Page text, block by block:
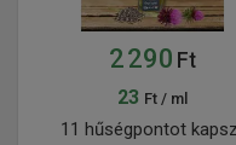
2 290 Ft
23 Ft / ml
11 hűségpontot